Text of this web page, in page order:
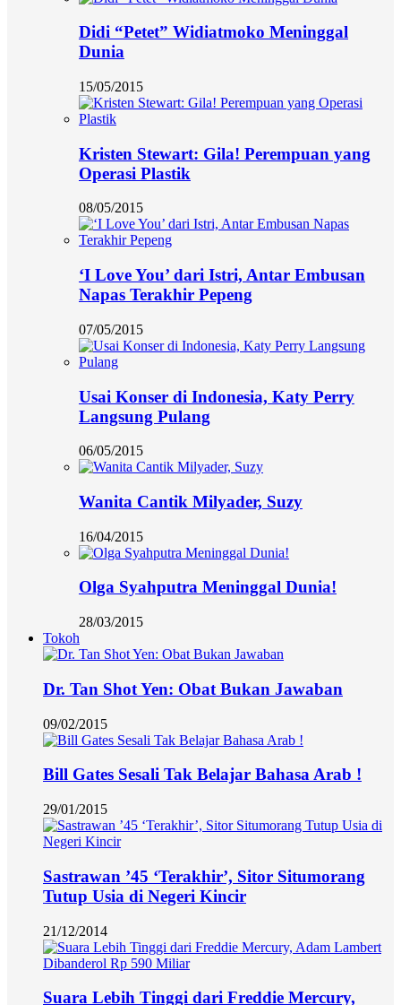
Didi “Petet” Widiatmoko Meninggal
Dunia
15/05/2015
Kristen Stewart: Gila! Perempuan yang
Operasi Plastik
08/05/2015
‘I Love You’ dari Istri, Antar Embusan
Napas Terakhir Pepeng
07/05/2015
Usai Konser di Indonesia, Katy Perry
Langsung Pulang
06/05/2015
Wanita Cantik Milyader, Suzy
16/04/2015
Olga Syahputra Meninggal Dunia!
28/03/2015
Tokoh
Dr. Tan Shot Yen: Obat Bukan Jawaban
09/02/2015
Bill Gates Sesali Tak Belajar Bahasa Arab !
29/01/2015
Sastrawan ’45 ‘Terakhir’, Sitor Situmorang
Tutup Usia di Negeri Kincir
21/12/2014
Suara Lebih Tinggi dari Freddie Mercury,